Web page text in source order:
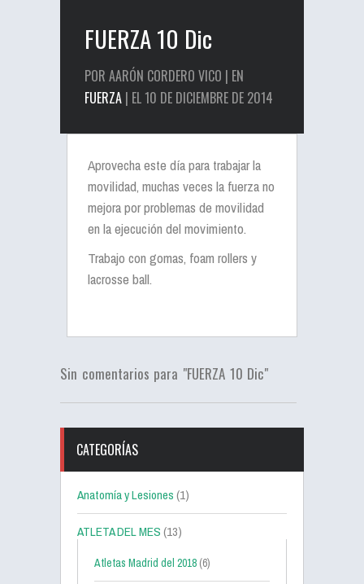
FUERZA 10 Dic
POR AARÓN CORDERO VICO | EN
FUERZA | EL 10 DE DICIEMBRE DE 2014
Aprovecha este día para trabajar la
movilidad, muchas veces la fuerza no
mejora por problemas de movilidad
en la ejecución del movimiento.
Trabajo con gomas, foam rollers y
lacrosse ball.
Sin comentarios para "FUERZA 10 Dic"
CATEGORÍAS
Anatomía y Lesiones(1)
ATLETA DEL MES(13)
Atletas Madrid del 2018 (6)